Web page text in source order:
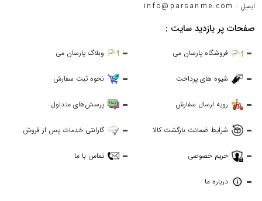
ایمیل : info@parsanme.com
صفحات پر بازدید سایت :
فروشگاه پارسان می وبلاگ پارسان می
شیوه های پرداخت نحوه ثبت سفارش
رویه ارسال سفارش پرسش‌های متداول
شرایط ضمانت بازگشت کالا گارانتی خدمات پس از فروش
حریم خصوصی تماس با ما
درباره ما